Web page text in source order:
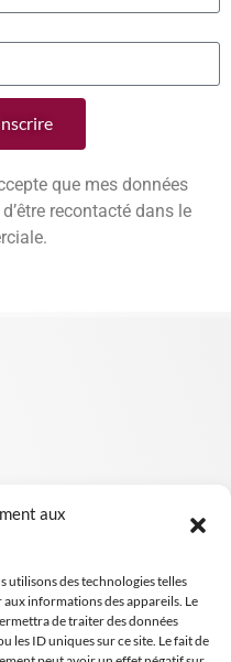
aux
utilisons des technologies telles
informations des appareils. Le
de traiter des données
les ID uniques sur ce site. Le fait de
que mes données
recontacté dans le